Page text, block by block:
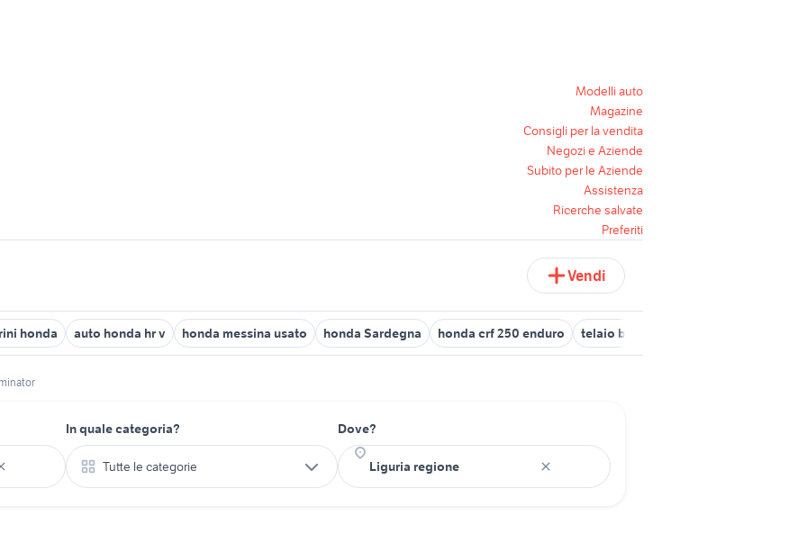
Modelli auto
Magazine
Consigli per la vendita
Negozi e Aziende
Subito per le Aziende
Assistenza
Ricerche salvate
Preferiti
Vendi
honda auto honda hr v honda messina usato honda Sardegna honda crf 250 enduro telaio bauletti honda transalp
In quale categoria?
Tutte le categorie
Dove?